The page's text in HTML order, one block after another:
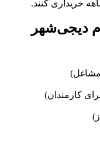
دیجی‌شهر
مشاغل)
کارمندان)